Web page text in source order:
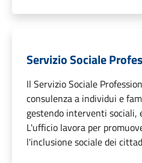
Servizio Sociale
Il Servizio Sociale
consulenza a individui e
gestendo interventi sociali,
L'ufficio lavora per
l'inclusione sociale dei